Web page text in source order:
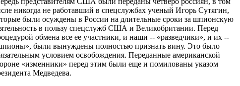
никогда не работавший в спецслужбах ученый Игорь Сутягин,
были осуждены в России на длительные сроки за шпионскую
в пользу спецслужб США и Великобритании. Перед
обмена все ее участники, и наши -- «разведчики», и их --
были вынуждены полностью признать вину. Это было
условием освобождения. Переданные американской
«изменники» перед этим были еще и помилованы указом
Медведева.